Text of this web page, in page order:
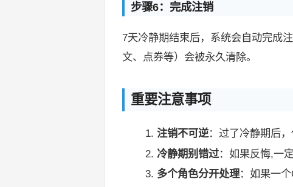
步骤6：完成注销
7天冷静期结束后，系统会自动完成
文、点券等）会被永久清除。
重要注意事项
注销不可逆：过了冷静期后
冷静期别错过：如果反悔,一
多个角色分开处理：如果一